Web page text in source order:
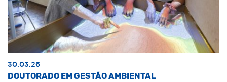
30.03.26
DOUTORADO EM GESTÃO AMBIENTAL